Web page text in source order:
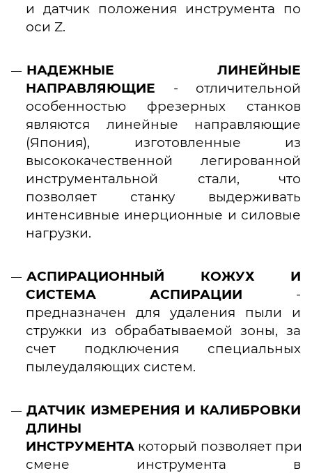
и датчик положения инструмента по
оси Z.
НАДЕЖНЫЕ ЛИНЕЙНЫЕ
НАПРАВЛЯЮЩИЕ - отличительной
особенностью фрезерных станков
являются линейные направляющие
(Япония), изготовленные из
высококачественной легированной
инструментальной стали, что
позволяет станку выдерживать
интенсивные инерционные и силовые
нагрузки.
АСПИРАЦИОННЫЙ КОЖУХ И
СИСТЕМА АСПИРАЦИИ -
предназначен для удаления пыли и
стружки из обрабатываемой зоны, за
счет подключения специальных
пылеудаляющих систем.
ДАТЧИК ИЗМЕРЕНИЯ И КАЛИБРОВКИ
ДЛИНЫ
ИНСТРУМЕНТА который позволяет при
смене инструмента в